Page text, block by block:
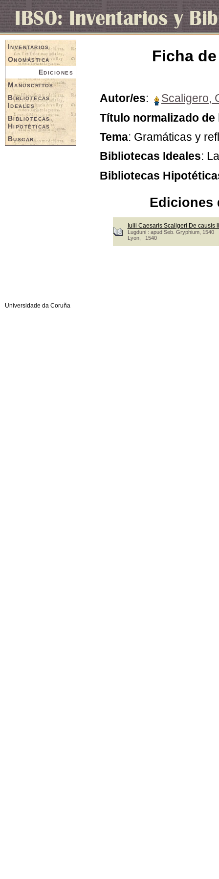
Inventarios
Onomástica
Ediciones
Manuscritos
Bibliotecas
Ideales
Bibliotecas
Hipotéticas
Buscar
Ficha
Autor/es:
Scaligero,
Título normalizado de
Tema: Gramáticas y
Bibliotecas Ideales:
Bibliotecas
Ediciones
Iulii Caesaris Scaligeri De causis
Lugduni : apud Seb. Gryphium, 1540
Lyon, 1540
Universidade da Coruña